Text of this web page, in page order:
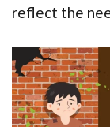
reflect the